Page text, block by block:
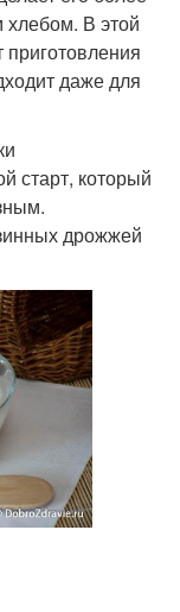
В этой
даже для
старт, который
дрожжей